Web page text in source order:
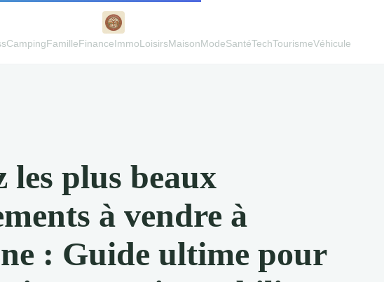
CampingFamilleFinanceImmoLoisirsMaisonModeSantéTechTourismeVéhicule
les plus beaux
à vendre à
: Guide ultime pour